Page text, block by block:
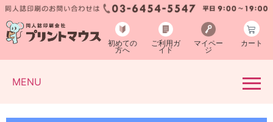
初めての
方へ
ご利用ガ
イド
マイペー
ジ
カート
MENU